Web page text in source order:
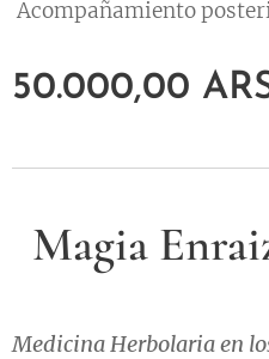
Acompañamiento
50.000,00
Magia
Medicina Herbolaria en